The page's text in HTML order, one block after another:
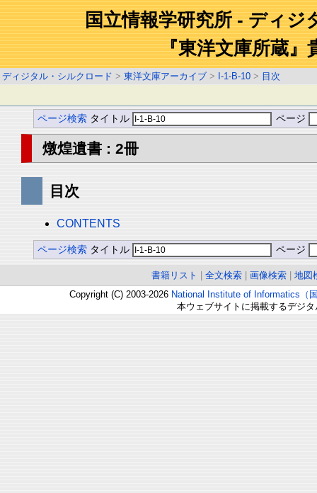
国立情報学研究所 - ディジ
『東洋文庫所蔵』
ディジタル・シルクロード > 東洋文庫アーカイブ > I-1-B-10 > 目次
ページ検索 タイトル ページ
燉煌遺書 : 2冊
目次
CONTENTS
ページ検索 タイトル ページ
書籍リスト 全文検索 画像検索
地図
Copyright (C) 2003-2026 National Institute of Informatics（
本ウェブサイトに掲載するデジ